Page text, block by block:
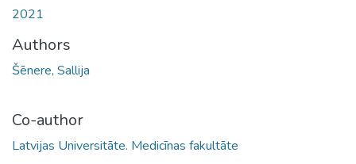
2021
Authors
Šēnere, Sallija
Co-author
Latvijas Universitāte. Medicīnas fakultāte